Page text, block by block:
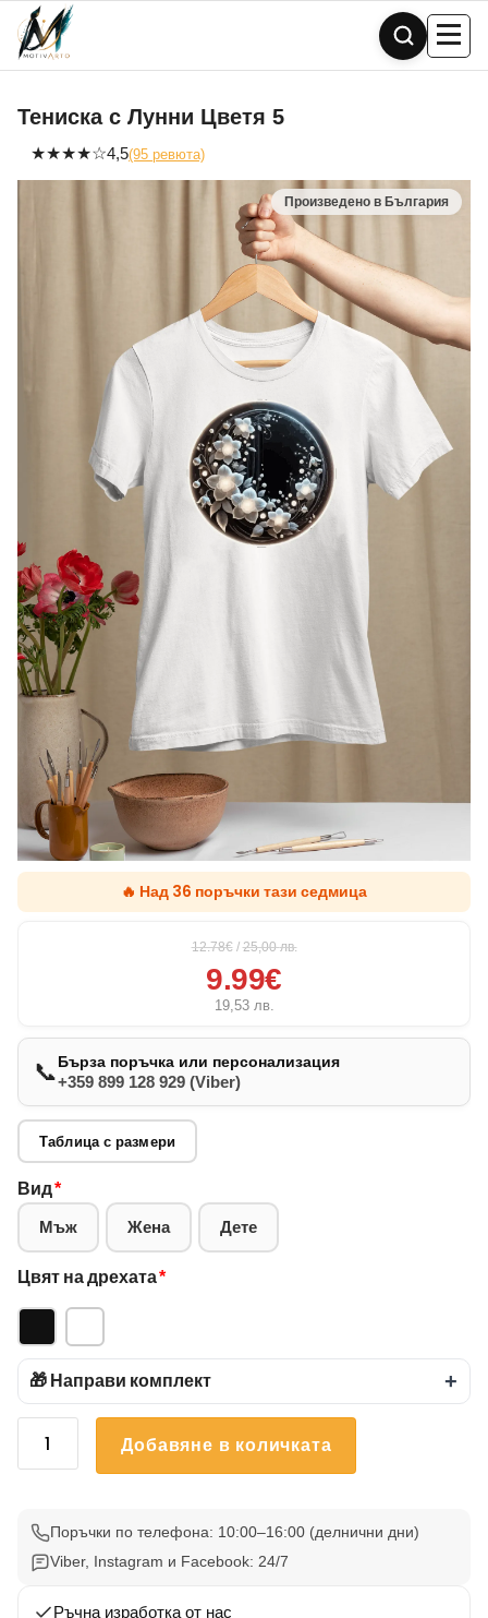
Skip
content
Тениска с Лунни Цветя 5
★★★★☆4,5(95 ревюта)
🔥 Над 36 поръчки тази седмица
12.78€ / 25,00лв.
9.99€
19,53 лв.
📞Бърза поръчка или персонализация
+359 899 128 929 (Viber)
Таблица с размери
Вид*
Мъж Жена Дете
Цвят на дрехата*
🎁 Направи комплект +
количество
Лунни
Цветя
Добавяне в количката
Поръчки по телефона: 10:00–16:00 (делнични дни)
Viber, Instagram и Facebook: 24/7
Ръчна изработка от нас